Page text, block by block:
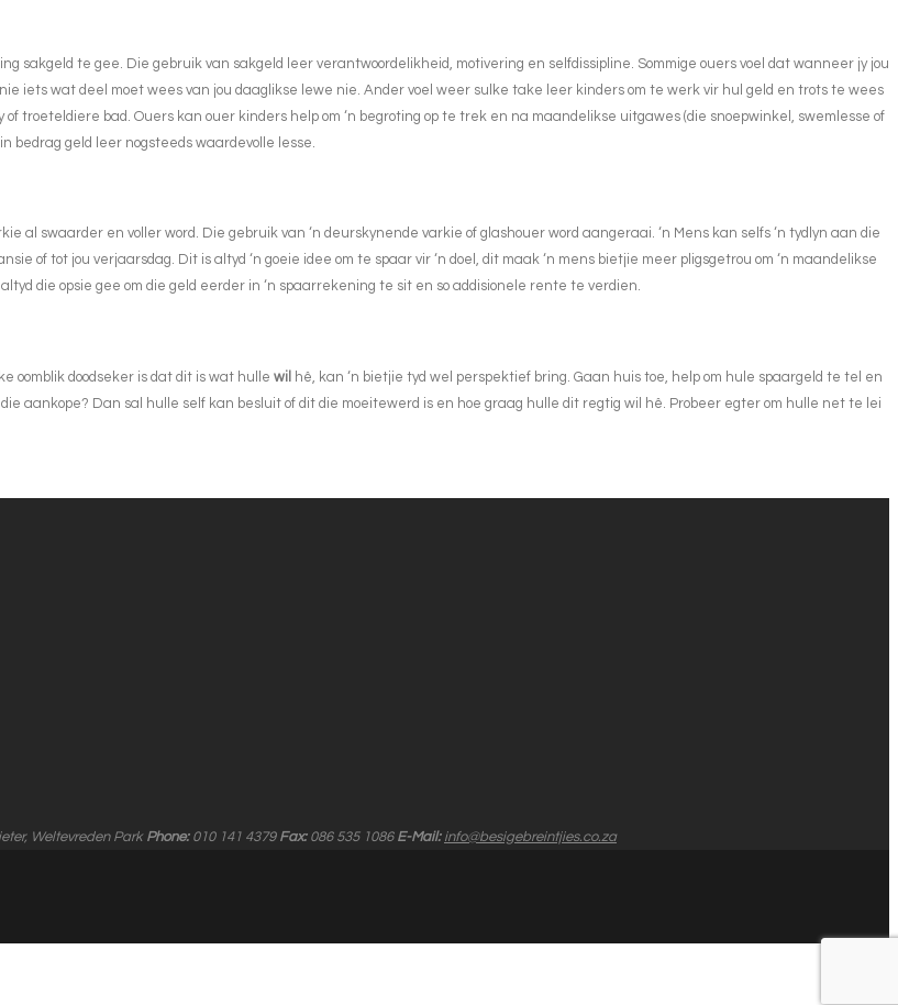
sakgeld te gee. Die gebruik van sakgeld leer verantwoordelikheid, motivering en selfdissipline. Sommige ouers voel dat wanneer jy jou
iets wat deel moet wees van jou daaglikse lewe nie. Ander voel weer sulke take leer kinders om te werk vir hul geld en trots te wees
troeteldiere bad. Ouers kan ouer kinders help om ‘n begroting op te trek en na maandelikse uitgawes (die snoepwinkel, swemlesse of
bedrag geld leer nogsteeds waardevolle lesse.
al swaarder en voller word. Die gebruik van ‘n deurskynende varkie of glashouer word aangeraai. ‘n Mens kan selfs ‘n tydlyn aan die
of tot jou verjaarsdag. Dit is altyd ‘n goeie idee om te spaar vir ‘n doel, dit maak ‘n mens bietjie meer pligsgetrou om ‘n maandelikse
die opsie gee om die geld eerder in ‘n spaarrekening te sit en so addisionele rente te verdien.
oomblik doodseker is dat dit is wat hulle wil hê, kan ‘n bietjie tyd wel perspektief bring. Gaan huis toe, help om hule spaargeld te tel en
aankope? Dan sal hulle self kan besluit of dit die moeitewerd is en hoe graag hulle dit regtig wil hê. Probeer egter om hulle net te lei
Weltevreden Park Phone:010 141 4379 Fax:086 535 1086 E-Mail: info@besigebreintjies.co.za